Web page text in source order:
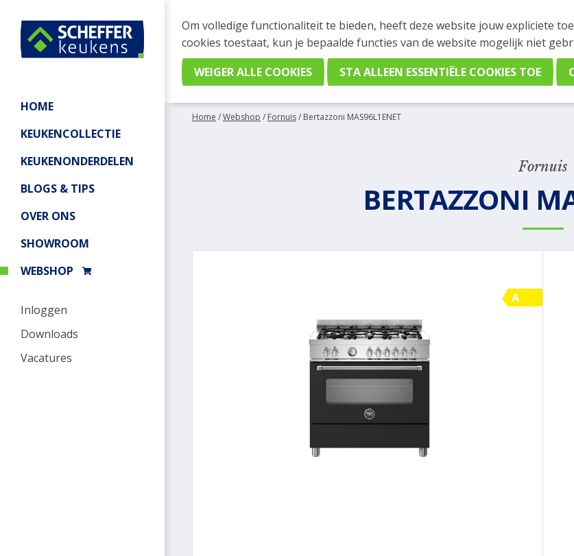
HOME
KEUKENCOLLECTIE
KEUKENONDERDELEN
BLOGS & TIPS
OVER ONS
SHOWROOM
WEBSHOP
Inloggen
Downloads
Vacatures
WEBSHOP BESTELLINGEN
Je kan tijdelijk geen bestelling plaatsen. Wil je je vast oriënteren?
Home /Webshop / Fornuis/ Bertazzoni MAS96L1ENET
Fornuis
BERTAZZONI
A
Om volledige functionaliteit te bieden, heeft deze website jouw expliciete
cookies toestaat, kun je bepaalde functies van de website mogelijk niet